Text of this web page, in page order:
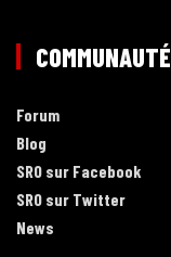
COMMUNAUTÉ
Forum
Blog
SRO sur Facebook
SRO sur Twitter
News